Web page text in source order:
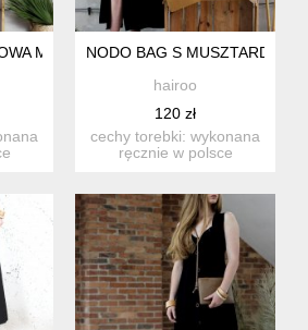
MAŁA KOPERTÓWKA Z PASKIEM
NODO BAG S MUSZTARDA
hairoo
120 zł
cechy torebki: wykonana
ręcznie w polsce